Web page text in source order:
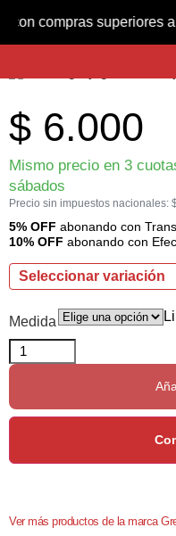
Producto nuevo
Leader 9 pies marca Grey Gull
$ 6.000
Mismo precio en 3
sábados
Precio sin impuestos nacionales:
5% OFF abonando con
10% OFF abonando con
Seleccionar variación
Medida
Ver más productos de la marca
superiores a